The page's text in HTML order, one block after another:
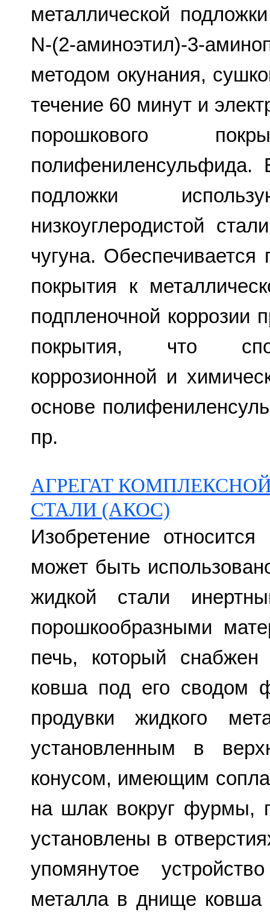
металлической
N-(2-аминоэтил)-3-
методом окунания,
течение 60 минут и
порошкового
полифениленсульфида.
подложки
низкоуглеродистой
чугуна.
покрытия к
подпленочной коррозии
покрытия, что
коррозионной и
основе
пр.
АГРЕГАТ
СТАЛИ (АКОС)
Изобретение
может быть
жидкой стали
порошкообразными
печь, который снабжен
ковша под его сводом
продувки жидкого
установленным в
конусом, имеющим сопла
на шлак вокруг фурмы,
установлены в
упомянутое
металла в днище